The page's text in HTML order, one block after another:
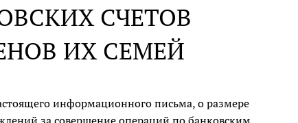
СЧЕТОВ
ИХ СЕМЕЙ
информационного письма, о размере
за совершение операций по банковским